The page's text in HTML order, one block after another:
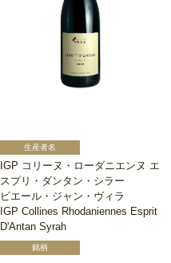
IGP コリーヌ・ローダニエンヌ エ
スプリ・ダンタン・シラー
ピエール・ジャン・ヴィラ
IGP Collines Rhodaniennes Esprit
D'Antan Syrah